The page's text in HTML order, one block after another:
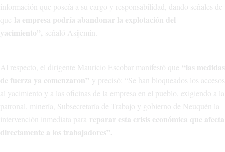
información que poseía a su cargo y responsabilidad, dando señales de
que la empresa podría abandonar la explotación del
yacimiento”, señaló Asijemin.
Al respecto, el dirigente Mauricio Escobar manifestó que “las medidas
de fuerza ya comenzaron” y precisó: “Se han bloqueados los accesos
al yacimiento y a las oficinas de la empresa en el pueblo, exigiendo a la
patronal, minería, Subsecretaría de Trabajo y gobierno de Neuquén la
intervención inmediata para reparar esta crisis económica que afecta
directamente a los trabajadores”.